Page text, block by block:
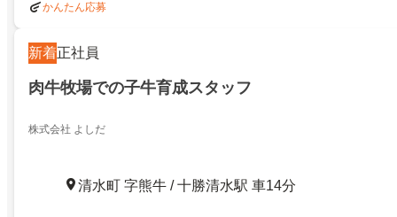
かんたん応募
新着正社員
肉牛牧場での子牛育成スタッフ
株式会社 よしだ
清水町 字熊牛 / 十勝清水駅 車14分